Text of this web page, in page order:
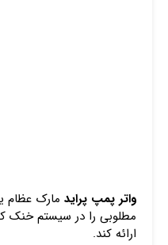
واتر پمپ پراید مارک عظام
مطلوبی را در سیستم خنک
ارائه کند.